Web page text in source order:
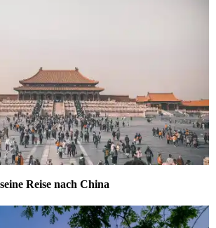
Reise nach China